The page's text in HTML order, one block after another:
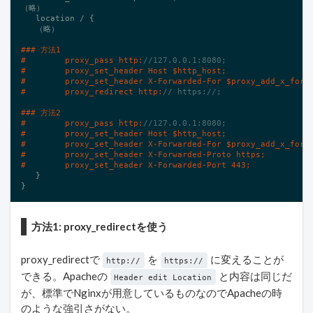
（略）
   location / {
   （略）
### 方法1
#        proxy_pass http: //127.0.0.1:8080;
#        proxy_set_header Host $http_host;
#        proxy_set_header X-Forwarded-For
#        proxy_redirect http: // https://;
### 方法2
#        proxy_pass http: //127.0.0.1:8080;
#        proxy_set_header Host $http_host;
#        proxy_set_header X-Forwarded-For
#        proxy_set_header X-Forwarded-Proto https;
#        proxy_set_header X-Forwarded-Port 443;
   }
}
方法1: proxy_redirectを使う
proxy_redirectで http:// を https://
に変えることが
できる。Apacheの
Header edit Location
と内容は同じだ
が、標準でNginxが用意しているものなのでApacheの時
のような強引さがない。